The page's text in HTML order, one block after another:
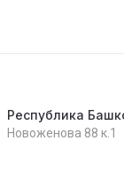
Республика
Новоженова 88 к.1